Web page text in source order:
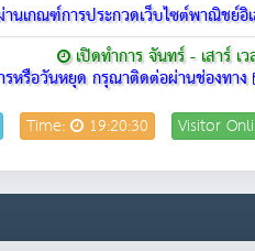
นเกณฑ์การประกวดเว็บไซต์พาณิช
เปิดทำการ จันทร์ - เสาร์
รหรือวันหยุด กรุณาติดต่อผ่านช่องทาง
Time: 19:20:30 Visitor